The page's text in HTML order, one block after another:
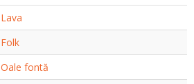
Lava
Folk
Oale fontă